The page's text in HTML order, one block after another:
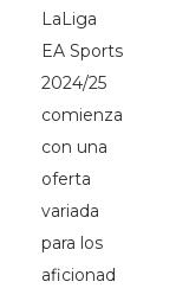
LaLiga
EA Sports
2024/25
comienza
con una
oferta
variada
para los
aficionad